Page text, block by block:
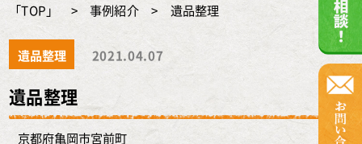
「TOP」 >事例紹介> 遺品整理
遺品整理 2021.04.07
遺品整理
京都府亀岡市宮前町